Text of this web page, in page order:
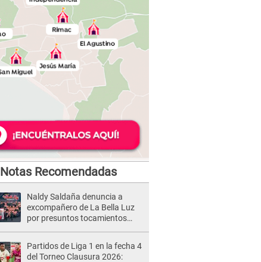
Notas Recomendadas
Naldy Saldaña denuncia a
excompañero de La Bella Luz
por presuntos tocamientos
Partidos de Liga 1 en la fecha 4
del Torneo Clausura 2026: